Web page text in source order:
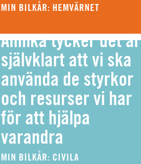
MIN BILKÅR: HEMVÄRNET
Annika tycker det är
självklart att vi ska
använda de styrkor
och resurser vi har
för att hjälpa
varandra
MIN BILKÅR: CIVILA